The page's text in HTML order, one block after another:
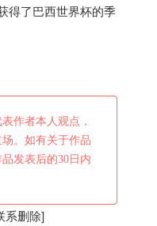
得了巴西世界杯的季
作者本人观点，
场。如有关于作品
发表后的30日内
系删除]